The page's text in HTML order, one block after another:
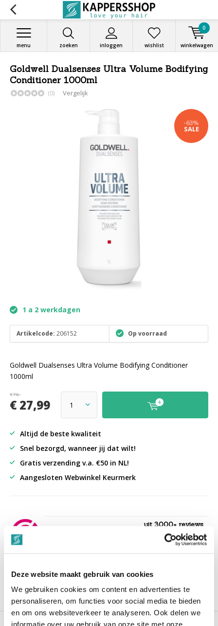
Deze website maakt gebruik van cookies
We gebruiken cookies om content en advertenties te
personaliseren, om functies voor social media te bieden
en om ons websiteverkeer te analyseren. Ook delen we
informatie over uw gebruik van onze site met onze
zoeken inloggen
menu wishlist winkelwagen
0
Goldwell Dualsenses Ultra Volume Bodifying
Conditioner 1000ml
(0) Vergelijk
-63%
SALE
1 a 2 werkdagen
Artikelcode: 206152 Op voorraad
Goldwell Dualsenses Ultra Volume Bodifying Conditioner
1000ml
€ 76,-
€ 27,99
Altijd de beste kwaliteit
Snel bezorgd, wanneer jij dat wilt!
Gratis verzending v.a. €50 in NL!
Aangesloten Webwinkel Keurmerk
uit 3000+ reviews
Productomschrijving
Reviews